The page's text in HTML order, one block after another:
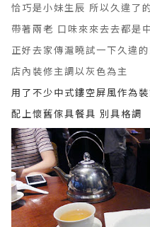
恰巧是小妹生辰 所以久違了
帶著兩老 口味來來去去都是
正好去家傳滬曉試一下久違
店內裝修主調以灰色為主
用了不少中式鏤空屏風作為
配上懷舊傢具餐具 別具格調